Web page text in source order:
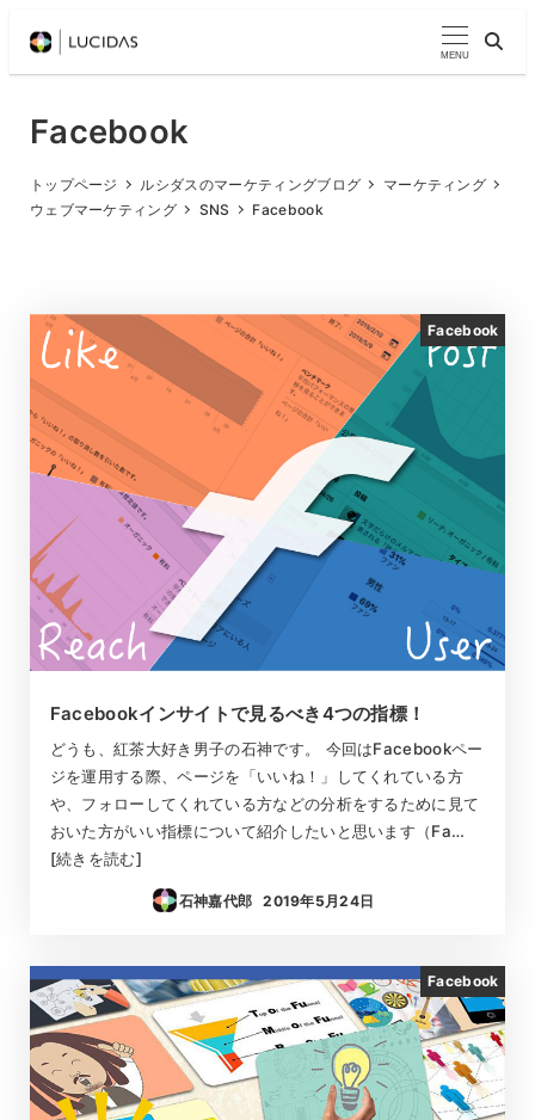
MENU
Facebook
トップページ ルシダスのマーケティングブログ
マーケティング
ウェブマーケティング
SNS Facebook
Facebook
Facebookインサイトで見るべき4つの指標！
どうも、紅茶大好き男子の石神です。 今回はFacebookペー
ジを運用する際、ページを「いいね！」してくれている方
や、フォローしてくれている方などの分析をするために見て
おいた方がいい指標について紹介したいと思います（Fa…
[続きを読む]
石神嘉代郎
投稿日
2019年5月24日
Facebook